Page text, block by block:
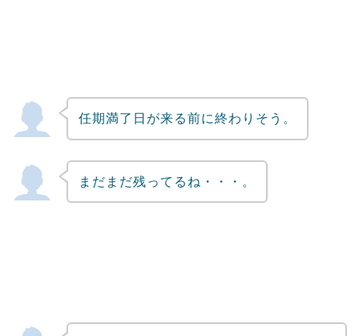
任期満了日が来る前に終わりそう。
まだまだ残ってるね・・・。